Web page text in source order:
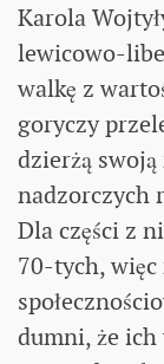
Karola
lewicowo-
walkę z
goryczy
dzierżą
nadzorczych
Dla części z
70-tych,
dumni, że